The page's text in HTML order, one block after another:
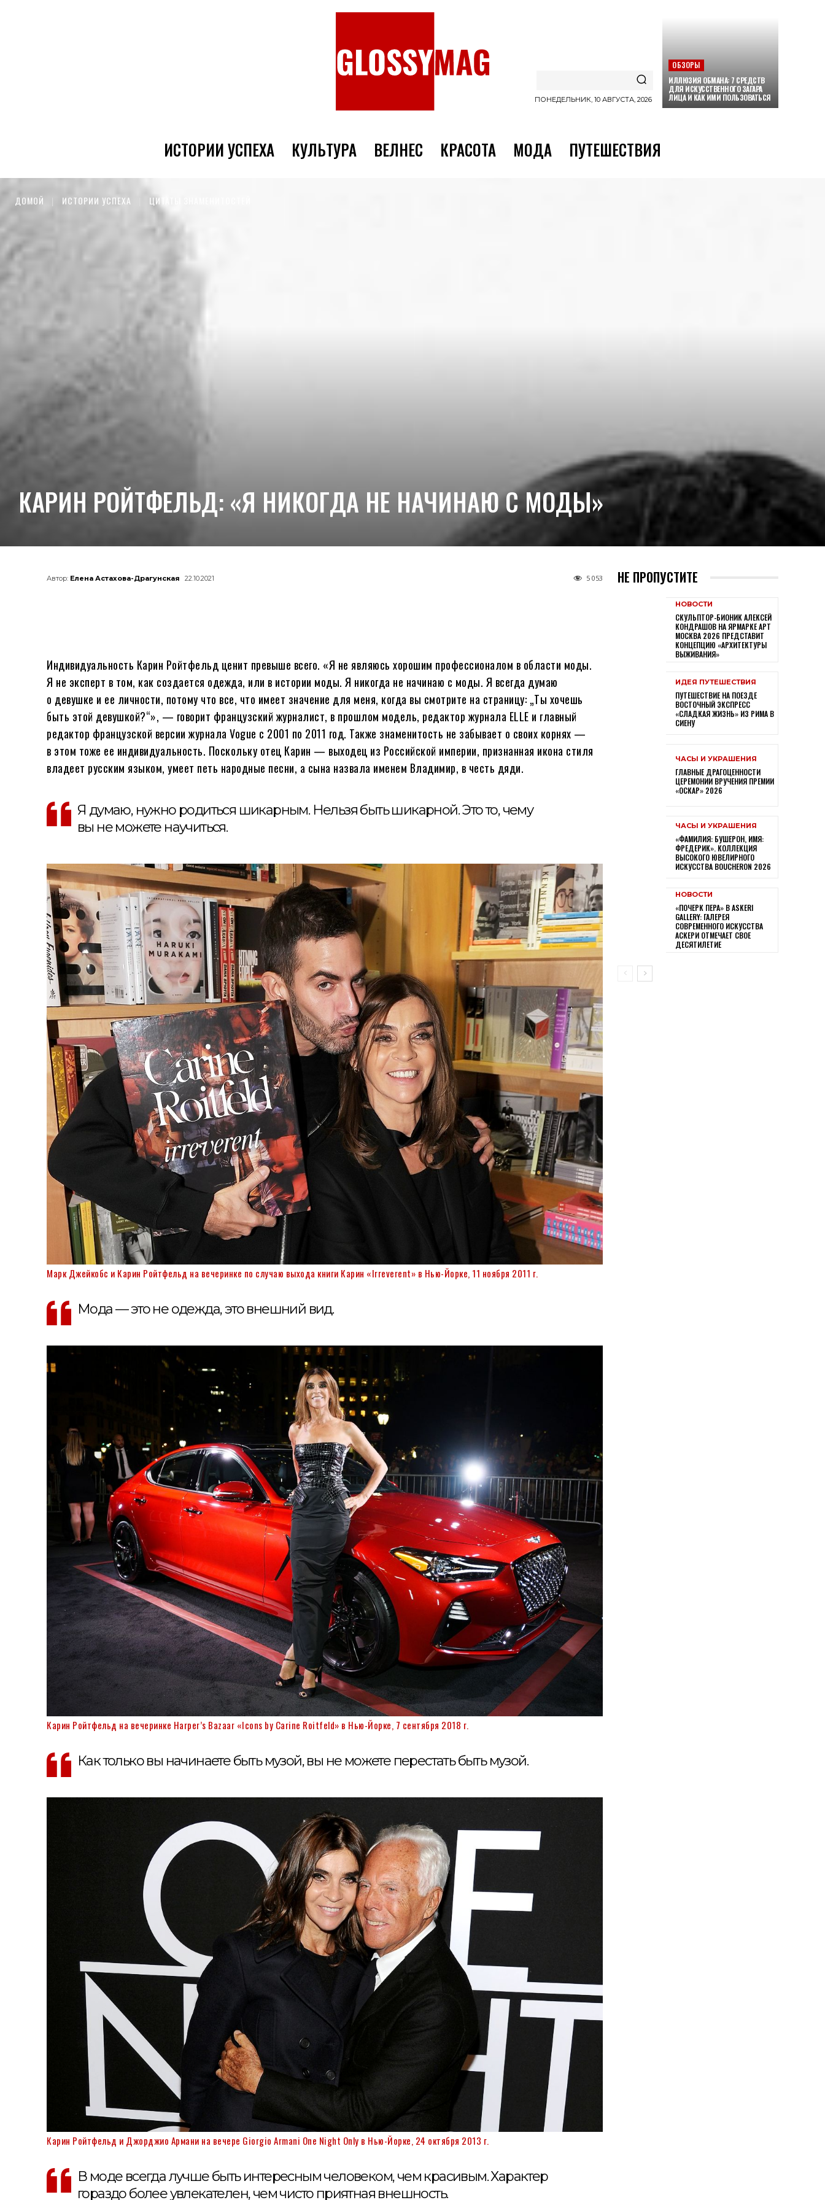
ПОНЕДЕЛЬНИК, 10 АВГУСТА, 2026
ОБЗОРЫ
ИЛЛЮЗИЯ ОБМАНА: 7 СРЕДСТВ
ДЛЯ ИСКУССТВЕННОГО ЗАГАРА
ЛИЦА И КАК ИМИ ПОЛЬЗОВАТЬСЯ
ИСТОРИИ УСПЕХА КУЛЬТУРА ВЕЛНЕС КРАСОТА МОДА ПУТЕШЕСТВИЯ
ДОМОЙ ИСТОРИИ УСПЕХА ЦИТАТЫ ЗНАМЕНИТОСТЕЙ
КАРИН РОЙТФЕЛЬД: «Я НИКОГДА НЕ НАЧИНАЮ С МОДЫ»
Автор: Елена Астахова-Драгунская 22.10.2021 5 053
Индивидуальность Карин Ройтфельд ценит превыше всего. «Я не являюсь хорошим профессионалом в области моды.
Я не эксперт в том, как создается одежда, или в истории моды. Я никогда не начинаю с моды. Я всегда думаю
о девушке и ее личности, потому что все, что имеет значение для меня, когда вы смотрите на страницу: „Ты хочешь
быть этой девушкой?“», — говорит французский журналист, в прошлом модель, редактор журнала ELLE и главный
редактор французской версии журнала Vogue с 2001 по 2011 год. Также знаменитость не забывает о своих корнях —
в этом тоже ее индивидуальность. Поскольку отец Карин — выходец из Российской империи, признанная икона стиля
владеет русским языком, умеет петь народные песни, а сына назвала именем Владимир, в честь дяди.
Я думаю, нужно родиться шикарным. Нельзя быть шикарной. Это то, чему
вы не можете научиться.
Марк Джейкобс и Карин Ройтфельд на вечеринке по случаю выхода книги Карин «Irreverent» в Нью-Йорке, 11 ноября 2011 г.
Мода — это не одежда, это внешний вид.
Карин Ройтфельд на вечеринке Harper’s Bazaar «Icons by Carine Roitfeld» в Нью-Йорке, 7 сентября 2018 г.
Как только вы начинаете быть музой, вы не можете перестать быть музой.
Карин Ройтфельд и Джорджио Армани на вечере Giorgio Armani One Night Only в Нью-Йорке, 24 октября 2013 г.
В моде всегда лучше быть интересным человеком, чем красивым. Характер
гораздо более увлекателен, чем чисто приятная внешность.
НЕ ПРОПУСТИТЕ
НОВОСТИ
СКУЛЬПТОР-БИОНИК АЛЕКСЕЙ
КОНДРАШОВ НА ЯРМАРКЕ АРТ
МОСКВА 2026 ПРЕДСТАВИТ
КОНЦЕПЦИЮ «АРХИТЕКТУРЫ
ВЫЖИВАНИЯ»
ИДЕЯ ПУТЕШЕСТВИЯ
ПУТЕШЕСТВИЕ НА ПОЕЗДЕ
ВОСТОЧНЫЙ ЭКСПРЕСС
«СЛАДКАЯ ЖИЗНЬ» ИЗ РИМА В
СИЕНУ
ЧАСЫ И УКРАШЕНИЯ
ГЛАВНЫЕ ДРАГОЦЕННОСТИ
ЦЕРЕМОНИИ ВРУЧЕНИЯ ПРЕМИИ
«ОСКАР» 2026
ЧАСЫ И УКРАШЕНИЯ
«ФАМИЛИЯ: БУШЕРОН, ИМЯ:
ФРЕДЕРИК». КОЛЛЕКЦИЯ
ВЫСОКОГО ЮВЕЛИРНОГО
ИСКУССТВА BOUCHERON 2026
НОВОСТИ
«ПОЧЕРК ПЕРА» В ASKERI
GALLERY: ГАЛЕРЕЯ
СОВРЕМЕННОГО ИСКУССТВА
АСКЕРИ ОТМЕЧАЕТ СВОЕ
ДЕСЯТИЛЕТИЕ